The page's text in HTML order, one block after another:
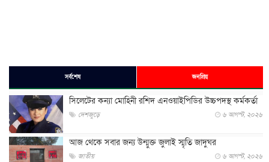
সর্বশেষ জনপ্রিয়
সিলেটের কন্যা মোহিনী রশিদ এনওয়াইপিডির উচ্চপদস্থ কর্মকর্তা
দেশজুড়ে ৬ আগস্ট, ২০২৬
আজ থেকে সবার জন্য উন্মুক্ত জুলাই স্মৃতি জাদুঘর
জাতীয় ৬ আগস্ট, ২০২৬